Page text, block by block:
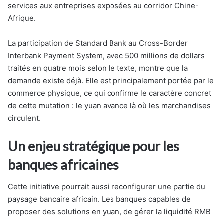
services aux entreprises exposées au corridor Chine-
Afrique.
La participation de Standard Bank au Cross-Border
Interbank Payment System, avec 500 millions de dollars
traités en quatre mois selon le texte, montre que la
demande existe déjà. Elle est principalement portée par le
commerce physique, ce qui confirme le caractère concret
de cette mutation : le yuan avance là où les marchandises
circulent.
Un enjeu stratégique pour les
banques africaines
Cette initiative pourrait aussi reconfigurer une partie du
paysage bancaire africain. Les banques capables de
proposer des solutions en yuan, de gérer la liquidité RMB